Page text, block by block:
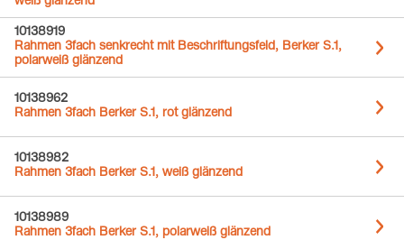
10138919
Rahmen 3fach senkrecht mit Beschriftungsfeld, Berker S.1,
polarweiß glänzend
10138962
Rahmen 3fach Berker S.1, rot glänzend
10138982
Rahmen 3fach Berker S.1, weiß glänzend
10138989
Rahmen 3fach Berker S.1, polarweiß glänzend